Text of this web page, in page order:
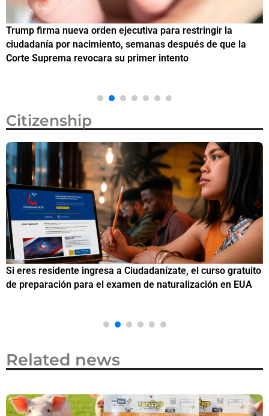
Trump firma nueva orden ejecutiva para restringir la
ciudadanía por nacimiento, semanas después de que la
Corte Suprema revocara su primer intento
Citizenship
Si eres residente ingresa a Ciudadanízate, el curso gratuito
de preparación para el examen de naturalización en EUA
Related news